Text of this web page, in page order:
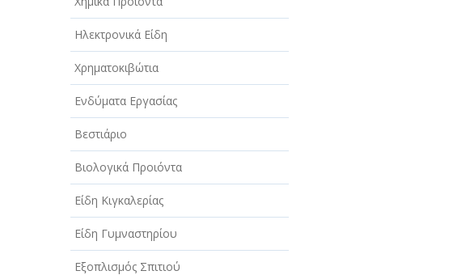
Ηλεκτρονικά Είδη
Χρηματοκιβώτια
Ενδύματα Εργασίας
Βεστιάριο
Βιολογικά Προιόντα
Είδη Κιγκαλερίας
Είδη Γυμναστηρίου
Εξοπλισμός Σπιτιού